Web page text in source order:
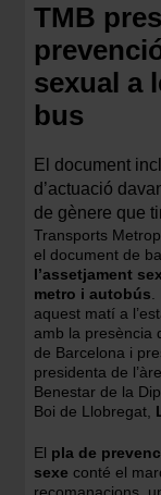
TMB
sexual a
bus
El document
d’actuació
de gènere que
Transports
el document de
l’assetjament
metro i autobús
aquest matí a
amb la presència
de Barcelona i
presidenta de
Benestar de la
Boi de Llobregat,
El pla de
sexe conté el